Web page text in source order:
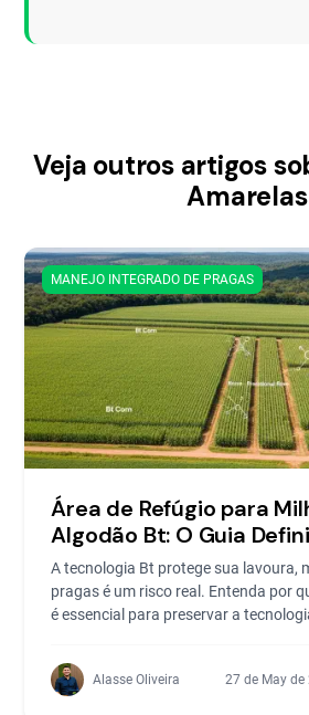
Veja outros artigos
Amarelas
MANEJO INTEGRADO DE PRAGAS
Área de Refúgio para
Algodão Bt: O Guia
A tecnologia Bt protege sua lavoura,
pragas é um risco real. Entenda por
é essencial para preservar a
Alasse Oliveira 27 de May de